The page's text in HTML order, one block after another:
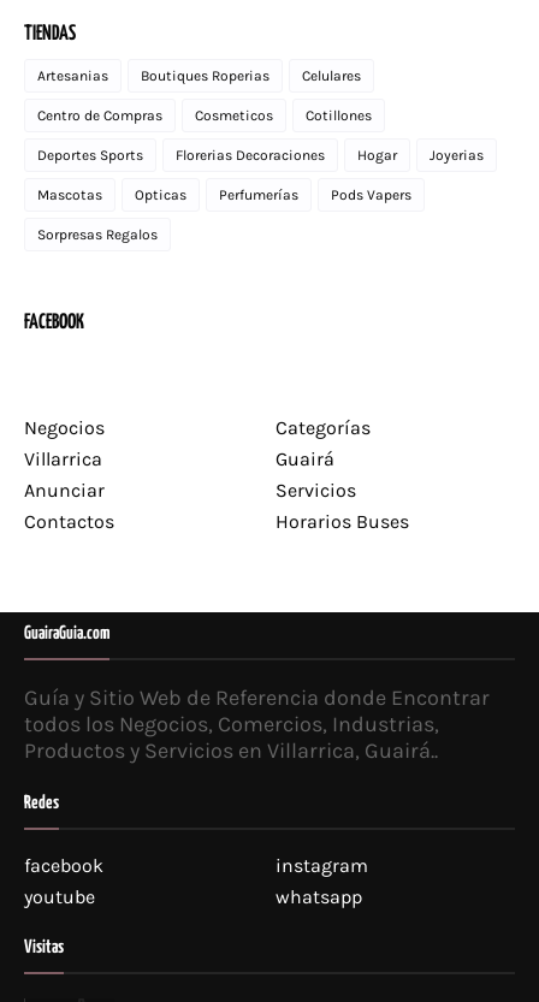
TIENDAS
Artesanias Boutiques Roperias Celulares
Centro de Compras Cosmeticos Cotillones
Deportes Sports Florerias Decoraciones Hogar Joyerias
Mascotas Opticas Perfumerías Pods Vapers
Sorpresas Regalos
FACEBOOK
Negocios
Categorías
Villarrica
Guairá
Anunciar
Servicios
Contactos
Horarios Buses
GuairaGuia.com
Guía y Sitio Web de Referencia donde Encontrar
todos los Negocios, Comercios, Industrias,
Productos y Servicios en Villarrica, Guairá..
Redes
facebook
instagram
youtube
whatsapp
Visitas